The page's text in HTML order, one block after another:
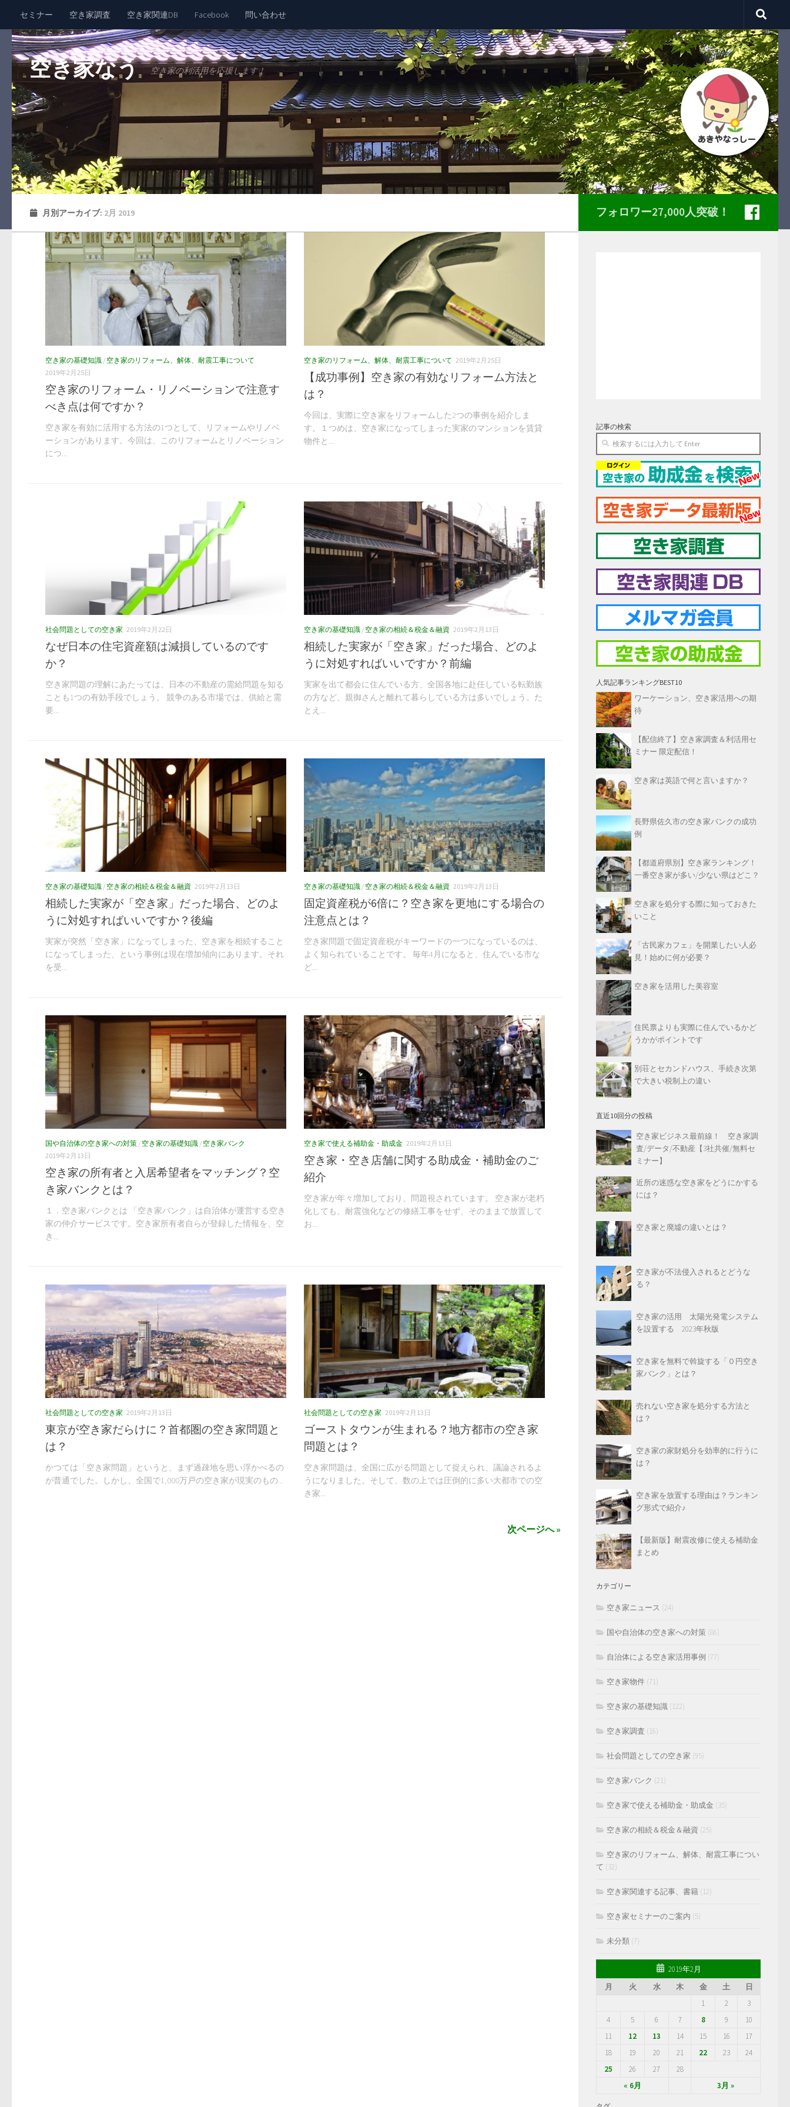
セミナー 空き家調査 空き家関連DB Facebook 問い合わせ
空き家なう 空き家の利活用を応援します！
月別アーカイブ: 2月 2019
空き家の基礎知識/ 空き家のリフォーム、解体、耐震工事について
2019年2月25日
空き家のリフォーム・リノベーションで注意す
べき点は何ですか？
空き家を有効に活用する方法の1つとして、リフォームやリノベ
ーションがあります。今回は、このリフォームとリノベーション
につ...
空き家のリフォーム、解体、耐震工事について 2019年2月25日
【成功事例】空き家の有効なリフォーム方法と
は？
今回は、実際に空き家をリフォームした2つの事例を紹介しま
す。１つめは、空き家になってしまった実家のマンションを賃貸
物件と...
社会問題としての空き家 2019年2月22日
なぜ日本の住宅資産額は減損しているのです
か？
空き家問題の理解にあたっては、日本の不動産の需給問題を知る
ことも1つの有効手段でしょう。 競争のある市場では、供給と需
要...
空き家の基礎知識 / 空き家の相続＆税金＆融資 2019年2月13日
相続した実家が「空き家」だった場合、どのよ
うに対処すればいいですか？前編
実家を出て都会に住んでいる方、全国各地に赴任している転勤族
の方など、親御さんと離れて暮らしている方は多いでしょう。た
とえ...
空き家の基礎知識/ 空き家の相続＆税金＆融資 2019年2月13日
相続した実家が「空き家」だった場合、どのよ
うに対処すればいいですか？後編
実家が突然「空き家」になってしまった、空き家を相続すること
になってしまった、という事例は現在増加傾向にあります。それ
を受...
空き家の基礎知識 / 空き家の相続＆税金＆融資 2019年2月13日
固定資産税が6倍に？空き家を更地にする場合の
注意点とは？
空き家問題で固定資産税がキーワードの一つになっているのは、
よく知られていることです。 毎年4月になると、住んでいる市な
ど...
国や自治体の空き家への対策/ 空き家の基礎知識/ 空き家バンク
2019年2月13日
空き家の所有者と入居希望者をマッチング？空
き家バンクとは？
１．空き家バンクとは 「空き家バンク」は自治体が運営する空き
家の仲介サービスです。空き家所有者自らが登録した情報を、空
き...
空き家で使える補助金・助成金 2019年2月13日
空き家・空き店舗に関する助成金・補助金のご
紹介
空き家が年々増加しており、問題視されています。 空き家が老朽
化しても、耐震強化などの修繕工事をせず、そのままで放置して
お...
社会問題としての空き家 2019年2月13日
東京が空き家だらけに？首都圏の空き家問題と
は？
かつては「空き家問題」というと、まず過疎地を思い浮かべるの
が普通でした。しかし、全国で1,000万戸の空き家が現実のもの...
社会問題としての空き家 2019年2月13日
ゴーストタウンが生まれる？地方都市の空き家
問題とは？
空き家問題は、全国に広がる問題として捉えられ、議論されるよ
うになりました。そして、数の上では圧倒的に多い大都市での空
き家...
次ページへ »
フォロワー27,000人突破！
記事の検索
人気記事ランキングBEST10
ワーケーション、空き家活用への期
待
【配信終了】空き家調査＆利活用セ
ミナー 限定配信！
空き家は英語で何と言いますか？
長野県佐久市の空き家バンクの成功
例
【都道府県別】空き家ランキング！
一番空き家が多い/少ない県はどこ？
空き家を処分する際に知っておきた
いこと
「古民家カフェ」を開業したい人必
見！始めに何が必要？
空き家を活用した美容室
住民票よりも実際に住んでいるかど
うかがポイントです
別荘とセカンドハウス、手続き次第
で大きい税制上の違い
直近10回分の投稿
空き家ビジネス最前線！ 空き家調
査/データ/不動産【3社共催/無料セ
ミナー】
近所の迷惑な空き家をどうにかする
には？
空き家と廃墟の違いとは？
空き家が不法侵入されるとどうな
る？
空き家の活用 太陽光発電システム
を設置する 2023年秋版
空き家を無料で斡旋する「０円空き
家バンク」とは？
売れない空き家を処分する方法と
は？
空き家の家財処分を効率的に行うに
は？
空き家を放置する理由は？ランキン
グ形式で紹介♪
【最新版】耐震改修に使える補助金
まとめ
カテゴリー
空き家ニュース (24)
国や自治体の空き家への対策 (86)
自治体による空き家活用事例 (77)
空き家物件 (71)
空き家の基礎知識 (122)
空き家調査 (16)
社会問題としての空き家 (95)
空き家バンク (21)
空き家で使える補助金・助成金 (35)
空き家の相続＆税金＆融資 (25)
空き家のリフォーム、解体、耐震工事につい
て (32)
空き家関連する記事、書籍 (12)
空き家セミナーのご案内 (5)
未分類 (7)
2019年2月
月
火 水 木 金 土 日
« 6月 3月 »
1 2
3
4
5 6 7 8 9
10
11
12 13 14 15 16
17
18
19 20 21 22 23
24
25
26 27 28